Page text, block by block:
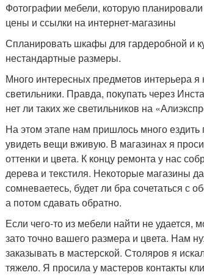
Фотографии мебели, которую
цены и ссылки на интернет-магазины
Спланировать шкафы для гардеробной и
нестандартные размеры.
Много интересных предметов интерьера
светильники. Правда, покупать через
нет ли таких же светильников на
На этом этапе нам пришлось много ездить
увидеть вещи вживую. В магазинах я
оттенки и цвета. К концу ремонта у нас
дерева и текстиля. Некоторые магазины
сомневаетесь, будет ли бра сочетаться с
а потом сдавать обратно.
Если чего-то из мебели найти не удается,
зато точно вашего размера и цвета. Нам
заказывать в мастерской. Столяров я
тяжело. Я просила у мастеров контакты